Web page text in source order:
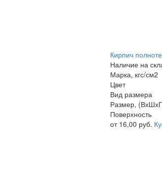
Кирпич
Наличие на
Марка, кгс/см2
Цвет
Вид размера
Размер,
Поверхность
от 16,00 руб.